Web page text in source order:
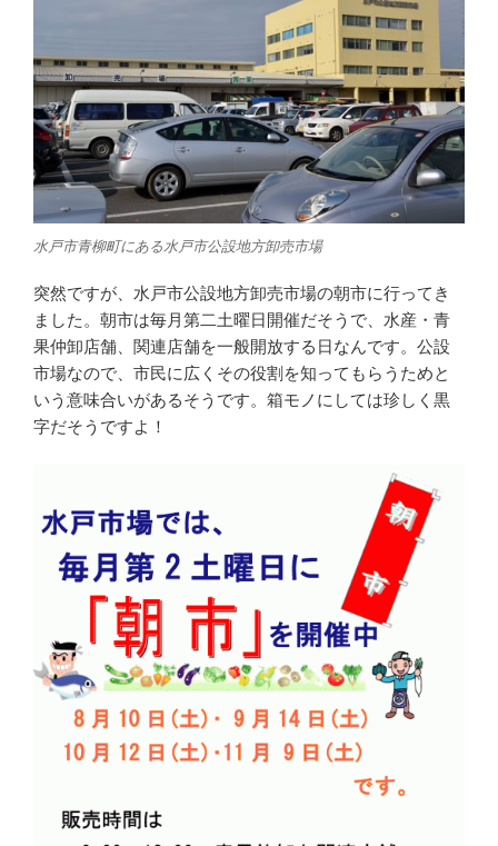
水戸市青柳町にある水戸市公設地方卸売市場
突然ですが、水戸市公設地方卸売市場の朝市に行ってき
ました。朝市は毎月第二土曜日開催だそうで、水産・青
果仲卸店舗、関連店舗を一般開放する日なんです。公設
市場なので、市民に広くその役割を知ってもらうためと
いう意味合いがあるそうです。箱モノにしては珍しく黒
字だそうですよ！